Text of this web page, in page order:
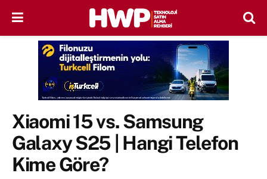
Xiaomi 15 vs. Samsung
Galaxy S25 | Hangi Telefon
Kime Göre?